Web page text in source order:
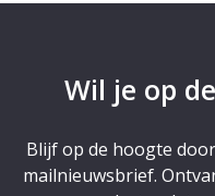
Wil je op
Blijf op de hoogte
mailnieuwsbrief.